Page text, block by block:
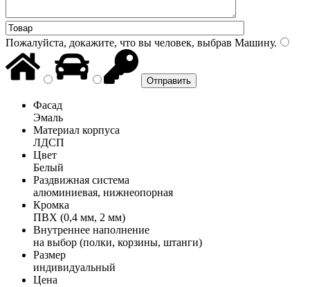
Пожалуйста, докажите, что вы человек, выбрав Машину.
Фасад
Эмаль
Материал корпуса
ЛДСП
Цвет
Белый
Раздвижная система
алюминиевая, нижнеопорная
Кромка
ПВХ (0,4 мм, 2 мм)
Внутреннее наполнение
на выбор (полки, корзины, штанги)
Размер
индивидуальный
Цена